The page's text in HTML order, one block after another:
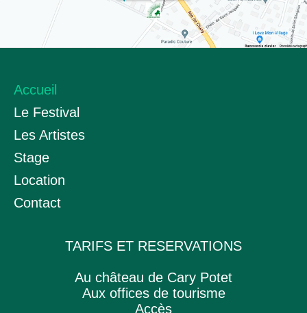
Accueil
Le Festival
Les Artistes
Stage
Location
Contact
TARIFS ET RESERVATIONS
Au château de Cary Potet
Aux offices de tourisme
Accès